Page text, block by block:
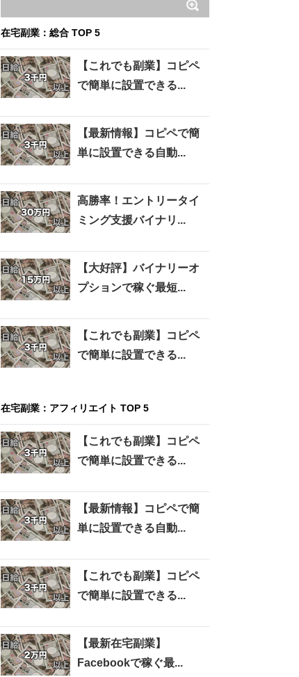
在宅副業：総合 TOP 5
【これでも副業】コピペ
で簡単に設置できる...
【最新情報】コピペで簡
単に設置できる自動...
高勝率！エントリータイ
ミング支援バイナリ...
【大好評】バイナリーオ
プションで稼ぐ最短...
【これでも副業】コピペ
で簡単に設置できる...
在宅副業：アフィリエイト TOP 5
【これでも副業】コピペ
で簡単に設置できる...
【最新情報】コピペで簡
単に設置できる自動...
【これでも副業】コピペ
で簡単に設置できる...
【最新在宅副業】
Facebookで稼ぐ最...